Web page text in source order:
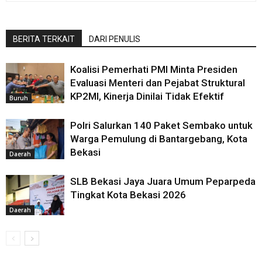
BERITA TERKAIT DARI PENULIS
Buruh
Koalisi Pemerhati PMI Minta Presiden
Evaluasi Menteri dan Pejabat Struktural
KP2MI, Kinerja Dinilai Tidak Efektif
Daerah
Polri Salurkan 140 Paket Sembako untuk
Warga Pemulung di Bantargebang, Kota
Bekasi
Daerah
SLB Bekasi Jaya Juara Umum Peparpeda
Tingkat Kota Bekasi 2026